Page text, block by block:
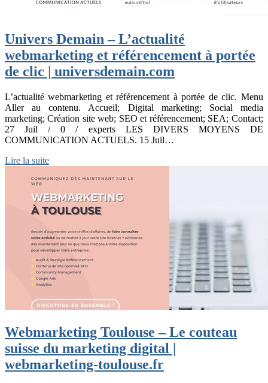
Univers Demain – L’actualité
webmarketing et référencement à portée
de clic | universdemain.com
L’actualité webmarketing et référencement à portée de clic. Menu
Aller au contenu. Accueil; Digital marketing; Social media
marketing; Création site web; SEO et référencement; SEA; Contact;
27 Juil / 0 / experts LES DIVERS MOYENS DE
COMMUNICATION ACTUELS. 15 Juil…
Lire la suite
Webmarketing Toulouse – Le couteau
suisse du marketing digital |
webmarketing-toulouse.fr